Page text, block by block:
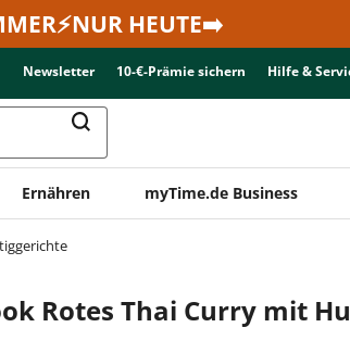
HEUTE➡️
Newsletter 10-€-Prämie sichern Hilfe &
Ernähren myTime.de Business
Rotes Thai Curry mit